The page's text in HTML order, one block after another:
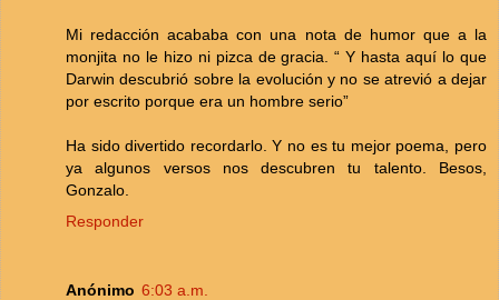
Mi redacción acababa con una nota de humor que a la
monjita no le hizo ni pizca de gracia. “ Y hasta aquí lo que
Darwin descubrió sobre la evolución y no se atrevió a dejar
por escrito porque era un hombre serio”
Ha sido divertido recordarlo. Y no es tu mejor poema, pero
ya algunos versos nos descubren tu talento. Besos,
Gonzalo.
Responder
Anónimo 6:03 a.m.